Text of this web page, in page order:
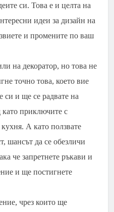
си. Това е и целта на
идеи за дизайн на
и промените по ваш
на декоратор, но това не
точно това, което вие
си и ще се радвате на
като приключите с
А като ползвате
шансът да се обезличи
че запретнете ръкави и
и ще постигнете
чрез които ще